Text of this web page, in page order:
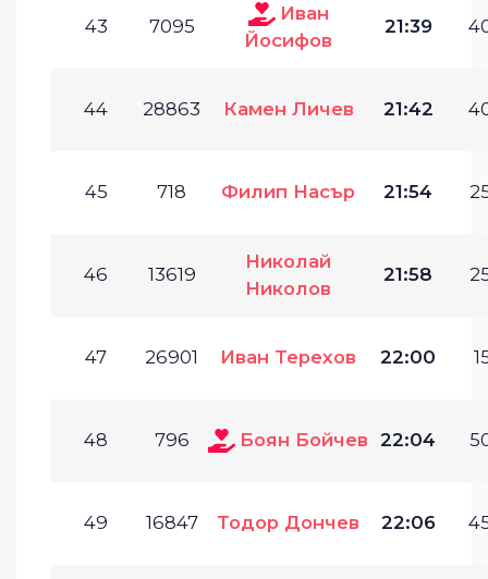
43 7095
Иван
Йосифов
21:39
44 28863 Камен Личев 21:42
45 718 Филип Насър 21:54
46 13619
Николай
Николов
21:58
47 26901 Иван Терехов 22:00
48 796 Боян Бойчев 22:04
49 16847 Тодор Дончев 22:06